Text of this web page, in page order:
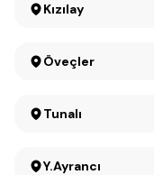
Kızılay
Öveçler
Tunalı
Y.Ayrancı